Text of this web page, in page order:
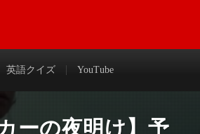
英語クイズ YouTube
ーの夜明け】予